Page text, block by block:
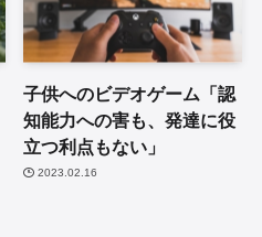
子供へのビデオゲーム「認
知能力への害も、発達に役
立つ利点もない」
2023.02.16